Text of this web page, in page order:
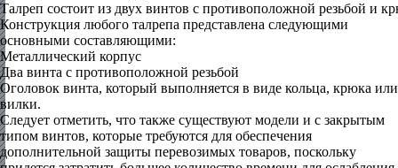
Талреп состоит из двух винтов с противоположной резьбой и
Конструкция любого талрепа представлена следующими
основными составляющими:
Металлический корпус
Два винта с противоположной резьбой
Оголовок винта, который выполняется в виде кольца, крюка или
вилки.
Следует отметить, что также существуют модели и с закрытым
типом винтов, которые требуются для обеспечения
дополнительной защиты перевозимых товаров, поскольку